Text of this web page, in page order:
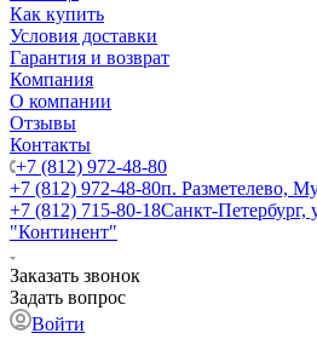
Как купить
Условия доставки
Гарантия и возврат
Компания
О компании
Отзывы
Контакты
+7 (812) 972-48-80
+7 (812) 972-48-80п. Разметелево,
+7 (812) 715-80-18Санкт-Петербург,
"Континент"
Заказать звонок
Задать вопрос
Войти